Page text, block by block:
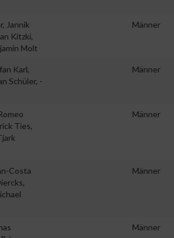
Jannik
Kitzki,
Molt
Männer
Karl,
Schüler, -
Männer
Ties,
Männer
Costa
Männer
Männer